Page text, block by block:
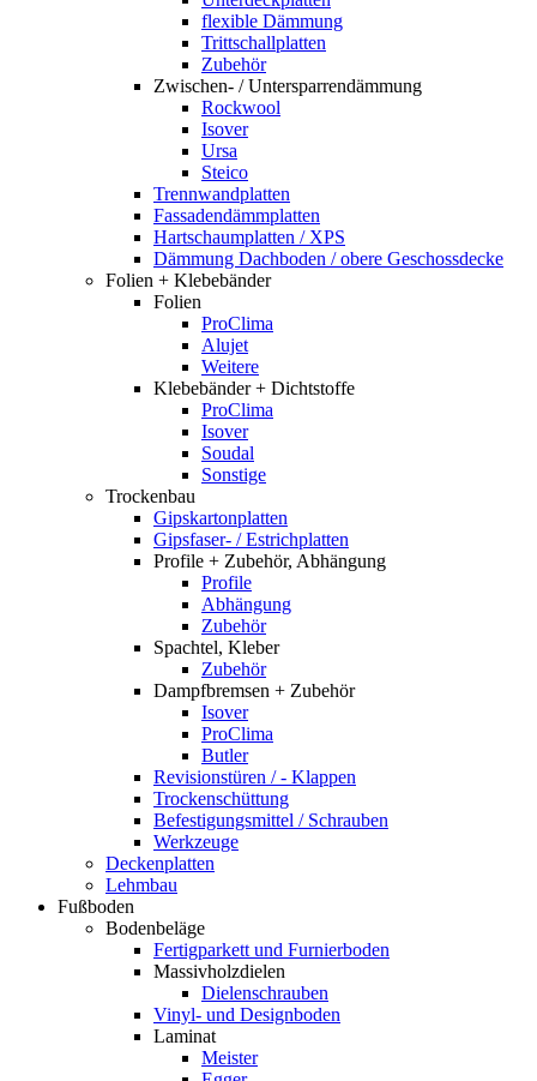
flexible Dämmung
Trittschallplatten
Zubehör
Zwischen- / Untersparrendämmung
Rockwool
Isover
Ursa
Steico
Trennwandplatten
Fassadendämmplatten
Hartschaumplatten / XPS
Dämmung Dachboden / obere Geschossdecke
Folien + Klebebänder
Folien
ProClima
Alujet
Weitere
Klebebänder + Dichtstoffe
ProClima
Isover
Soudal
Sonstige
Trockenbau
Gipskartonplatten
Gipsfaser- / Estrichplatten
Profile + Zubehör, Abhängung
Profile
Abhängung
Zubehör
Spachtel, Kleber
Zubehör
Dampfbremsen + Zubehör
Isover
ProClima
Butler
Revisionstüren / - Klappen
Trockenschüttung
Befestigungsmittel / Schrauben
Werkzeuge
Deckenplatten
Lehmbau
Fußboden
Bodenbeläge
Fertigparkett und Furnierboden
Massivholzdielen
Dielenschrauben
Vinyl- und Designboden
Laminat
Meister